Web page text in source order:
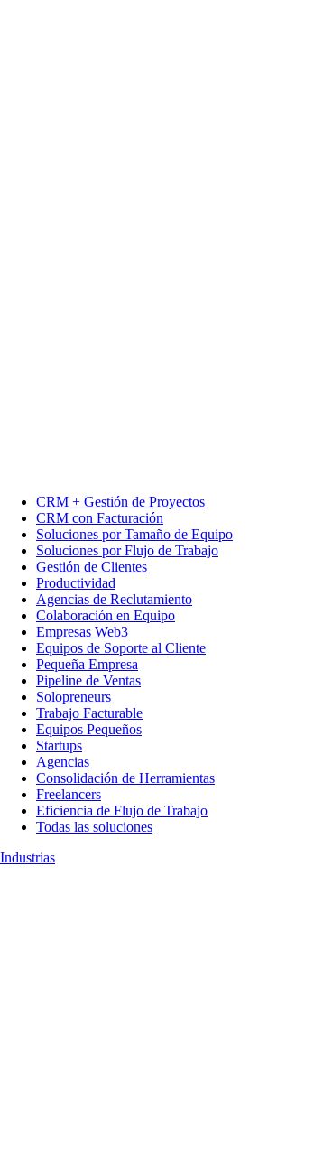
CRM + Gestión de Proyectos
CRM con Facturación
Soluciones por Tamaño de Equipo
Soluciones por Flujo de Trabajo
Gestión de Clientes
Productividad
Agencias de Reclutamiento
Colaboración en Equipo
Empresas Web3
Equipos de Soporte al Cliente
Pequeña Empresa
Pipeline de Ventas
Solopreneurs
Trabajo Facturable
Equipos Pequeños
Startups
Agencias
Consolidación de Herramientas
Freelancers
Eficiencia de Flujo de Trabajo
Todas las soluciones
Industrias